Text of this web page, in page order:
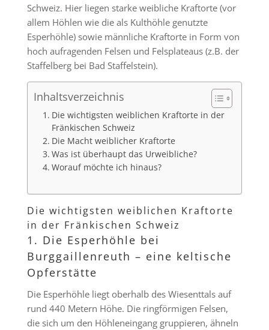
Schweiz. Hier liegen starke weibliche Kraftorte (vor
allem Höhlen wie die als Kulthöhle genutzte
Esperhöhle) sowie männliche Kraftorte in Form von
hoch aufragenden Felsen und Felsplateaus (z.B. der
Staffelberg bei Bad Staffelstein).
Inhaltsverzeichnis
Die wichtigsten weiblichen Kraftorte in der
Fränkischen Schweiz
Die Macht weiblicher Kraftorte
Was ist überhaupt das Urweibliche?
Worauf möchte ich hinaus?
Die wichtigsten weiblichen Kraftorte
in der Fränkischen Schweiz
1. Die Esperhöhle bei
Burggaillenreuth – eine keltische
Opferstätte
Die Esperhöhle liegt oberhalb des Wiesent­tals auf
rund 440 Metern Höhe. Die ringförmigen Felsen,
die sich um den Höhleneingang gruppieren, ähneln